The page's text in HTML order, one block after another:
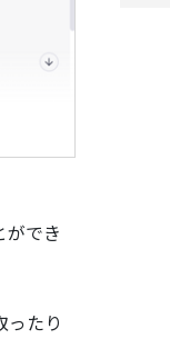
ができ
ったり